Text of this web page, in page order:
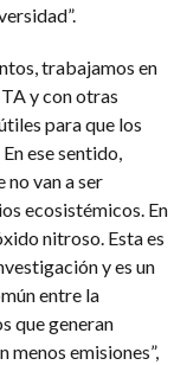
trabajamos en
y con otras
para que los
ese sentido,
no van a ser
ecosistémicos. En
nitroso. Esta es
y es un
entre la
que generan
emisiones”,